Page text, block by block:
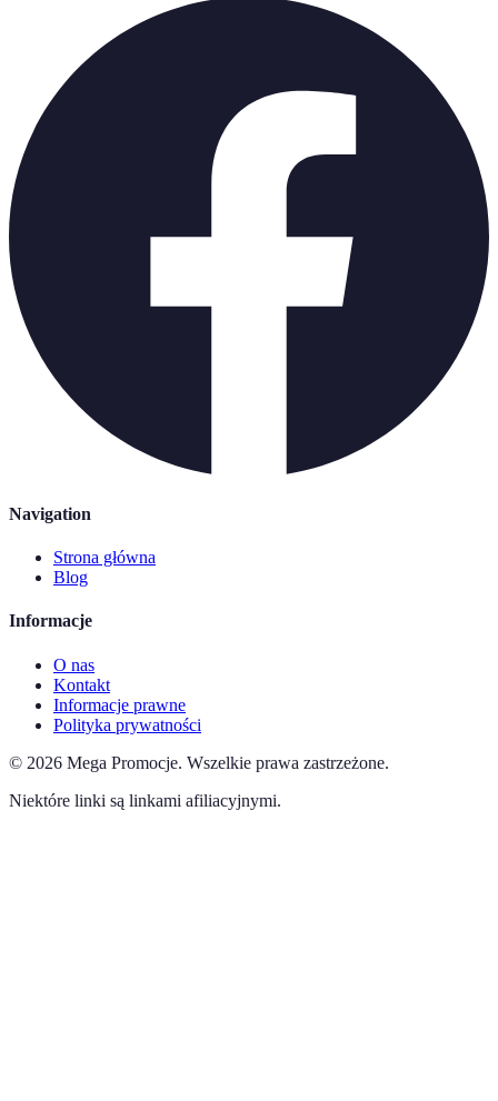
Navigation
Strona główna
Blog
Informacje
O nas
Kontakt
Informacje prawne
Polityka prywatności
© 2026 Mega Promocje. Wszelkie prawa zastrzeżone.
Niektóre linki są linkami afiliacyjnymi.